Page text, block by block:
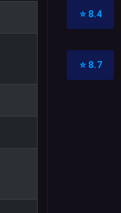
⭐ 8.4
⭐ 8.7